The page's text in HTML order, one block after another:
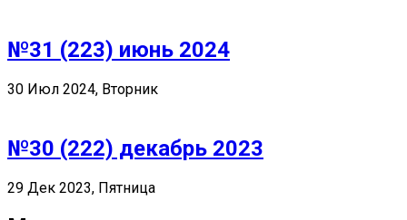
№31 (223) июнь 2024
30 Июл 2024, Вторник
№30 (222) декабрь 2023
29 Дек 2023, Пятница